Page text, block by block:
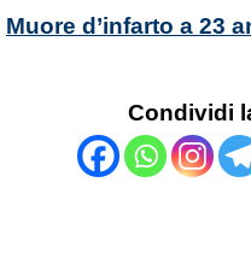
Muore d’infarto a 23
Condividi